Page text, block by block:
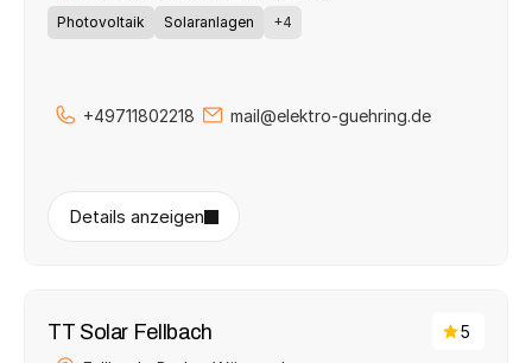
Photovoltaik Solaranlagen +4
+49711802218 mail@elektro-guehring.de
Details anzeigen
TT Solar Fellbach
5